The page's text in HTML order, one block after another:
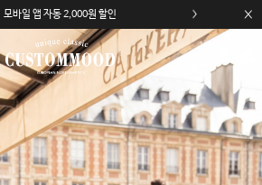
모바일 앱 자동 2,000원 할인